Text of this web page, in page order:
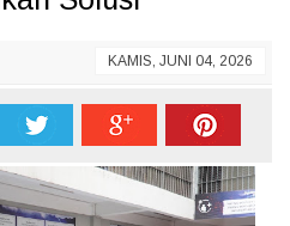
KAMIS, JUNI 04, 2026